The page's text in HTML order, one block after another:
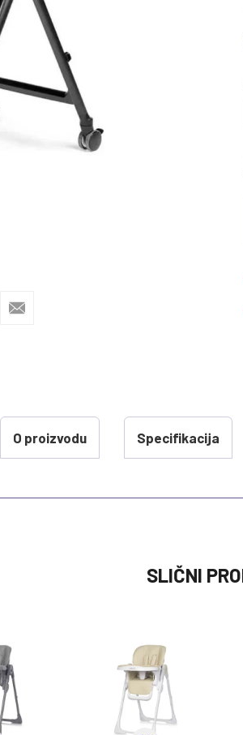
O proizvodu Specifikacija
HRANILICE JEDNOPOLOZAJNE
HRANILICE JEDNOPOLOZAJNE
SLIČNI